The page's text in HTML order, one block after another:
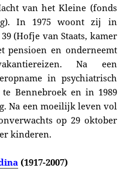
van het Kleine (fo­nds
In 1975 woont zij in
(Hofje van Sta­ats, kamer
pensioen en onderneemt
Na een
in psychi­atrisch
Bennebroek en in 1989
Na een moeilijk leven vol
op 29 oktober
kinderen.
(1917-2007)